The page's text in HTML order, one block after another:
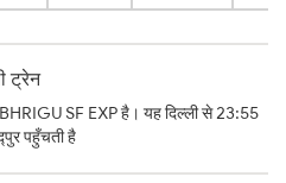
ट्रेन
BHRIGU SF EXP है। यह दिल्ली से 23:55
पहुँचती है